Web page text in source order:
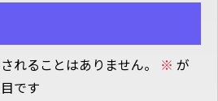
れることはありません。 ※ が
です